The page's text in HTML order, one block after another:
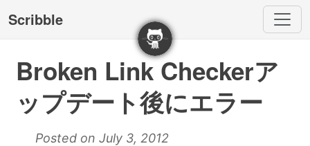
Scribble
Broken Link Checkerア
ップデート後にエラー
Posted on July 3, 2012